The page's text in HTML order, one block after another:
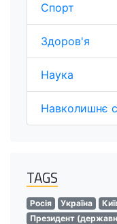
Спорт
Здоров'я
Наука
Навколишнє
TAGS
Росія Україна
Президент